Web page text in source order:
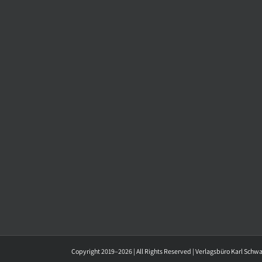
Copyright 2019–2026 | All Rights Reserved | Verlagsbüro Karl